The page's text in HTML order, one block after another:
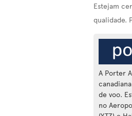
Estejam
qualidade.
A Porter
de voo.
no